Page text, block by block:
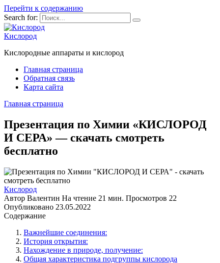
Перейти к содержанию
Search for:
Кислород
Кислородные аппараты и кислород
Главная страница
Обратная связь
Карта сайта
Главная страница
Презентация по Химии «КИСЛОРОД
И СЕРА» — скачать смотреть
бесплатно
Кислород
Автор Валентин На чтение 21 мин. Просмотров 22
Опубликовано 23.05.2022
Содержание
Важнейшие соединения:
История открытия:
Нахождение в природе, получение:
Общая характеристика подгруппы кислорода